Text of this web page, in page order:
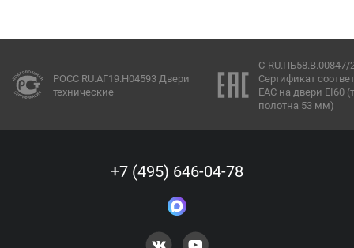
РОСС RU.АГ19.Н04593 Двери
технические
C-RU.ПБ58.В.00847/
Сертификат
ЕАС на двери EI60
полотна 53 мм)
+7 (495) 646-04-78